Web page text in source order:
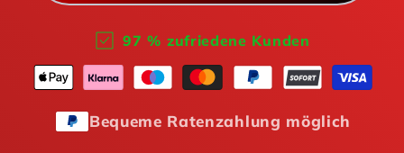
97 % zufriedene Kunden
Bequeme Ratenzahlung möglich